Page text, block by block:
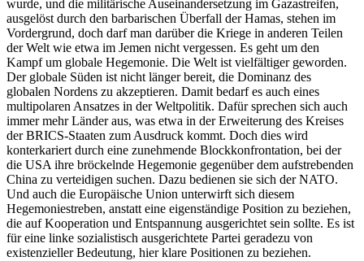
wurde, und die militärische Auseinandersetzung im Gazastreifen,
ausgelöst durch den barbarischen Überfall der Hamas, stehen im
Vordergrund, doch darf man darüber die Kriege in anderen Teilen
der Welt wie etwa im Jemen nicht vergessen. Es geht um den
Kampf um globale Hegemonie. Die Welt ist vielfältiger geworden.
Der globale Süden ist nicht länger bereit, die Dominanz des
globalen Nordens zu akzeptieren. Damit bedarf es auch eines
multipolaren Ansatzes in der Weltpolitik. Dafür sprechen sich auch
immer mehr Länder aus, was etwa in der Erweiterung des Kreises
der BRICS-Staaten zum Ausdruck kommt. Doch dies wird
konterkariert durch eine zunehmende Blockkonfrontation, bei der
die USA ihre bröckelnde Hegemonie gegenüber dem aufstrebenden
China zu verteidigen suchen. Dazu bedienen sie sich der NATO.
Und auch die Europäische Union unterwirft sich diesem
Hegemoniestreben, anstatt eine eigenständige Position zu beziehen,
die auf Kooperation und Entspannung ausgerichtet sein sollte. Es ist
für eine linke sozialistisch ausgerichtete Partei geradezu von
existenzieller Bedeutung, hier klare Positionen zu beziehen.